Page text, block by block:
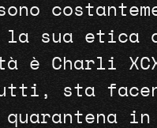
sua etica
è Charli
sta
in